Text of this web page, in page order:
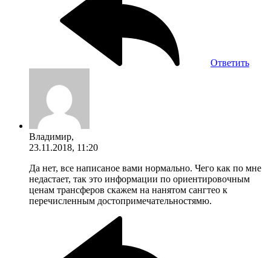
Ответить
Владимир,
23.11.2018, 11:20
Да нет, все написаное вами нормально. Чего как по мне
недастает, так это информации по ориентировочным
ценам трансферов скажем на нанятом сангтео к
перечисленным достопримечательностямю.